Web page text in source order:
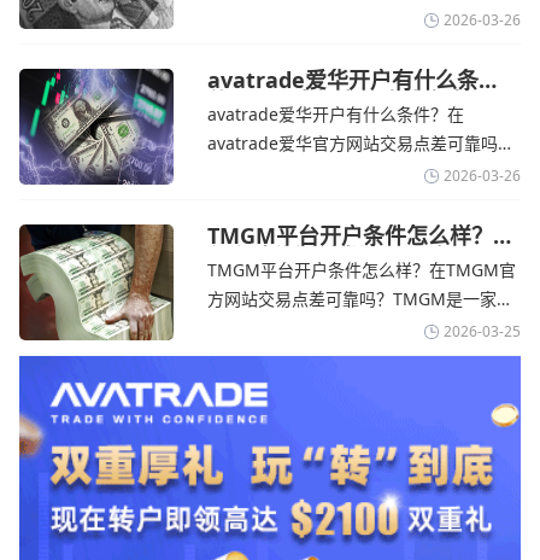
存放在澳大利亚国民银行等顶级银行的独
TMGM官网交易资讯了解，伊朗外交部长
表示，尽管德黑兰高级官员正在审查美国
结束战争的提议
2026-03-26
avatrade爱华开户有什么条
件？亚洲市场交易喜忧参半-
avatrade爱华官网
avatrade爱华开户有什么条件？在
avatrade爱华官方网站交易点差可靠吗？‌‌‌
avatrade爱华平台的新手可以用很小的成
标准的MT4、MT5，以及自研的
AvaTradeGO和AvaOptions。通过
avatrade爱华官网交易资讯了解，据伊朗
2026-03-26
TMGM平台开户条件怎么样？美
伊和谈传闻引发油价暴跌-
TMGM官网
TMGM平台开户条件怎么样？在TMGM官
方网站交易点差可靠吗？‌‌‌TMGM是一家交
易成本极低、产品极其丰富、ASIC监管
+千万保险加持的全球知名经纪商，特别适
合活跃交易者和股票CFD投资者。通过
TMGM官网交易资讯了解，周三亚洲交易
时段,油价暴跌逾6%,布伦特原油跌破每桶
100美元
2026-03-25